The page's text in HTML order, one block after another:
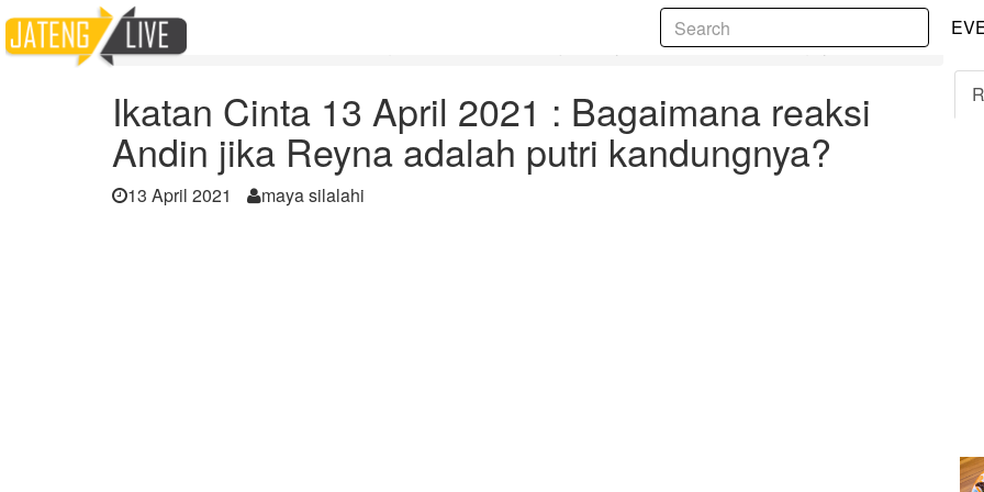
Home
Ikatan Cinta 13 April 2021 : Bagaimana reaksi Andin jika Reyna adalah putri kandungnya?
Ikatan Cinta 13 April 2021 : Bagaimana reaksi
Andin jika Reyna adalah putri kandungnya?
13 April 2021 maya silalahi